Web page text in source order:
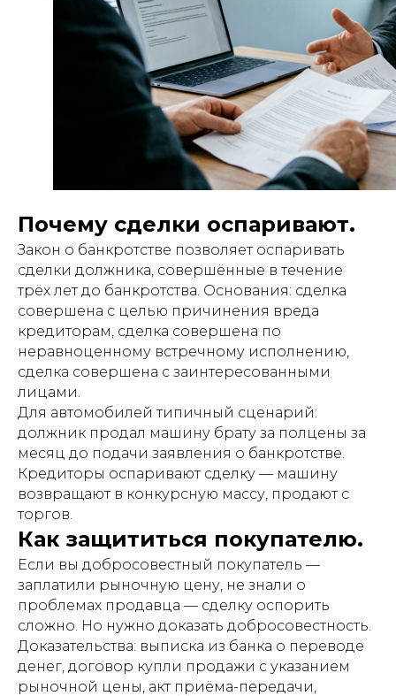
Почему сделки оспаривают.
Закон о банкротстве позволяет оспаривать
сделки должника, совершённые в течение
трёх лет до банкротства. Основания: сделка
совершена с целью причинения вреда
кредиторам, сделка совершена по
неравноценному встречному исполнению,
сделка совершена с заинтересованными
лицами.
Для автомобилей типичный сценарий:
должник продал машину брату за полцены за
месяц до подачи заявления о банкротстве.
Кредиторы оспаривают сделку — машину
возвращают в конкурсную массу, продают с
торгов.
Как защититься покупателю.
Если вы добросовестный покупатель —
заплатили рыночную цену, не знали о
проблемах продавца — сделку оспорить
сложно. Но нужно доказать добросовестность.
Доказательства: выписка из банка о переводе
денег, договор купли продажи с указанием
рыночной цены, акт приёма-передачи,